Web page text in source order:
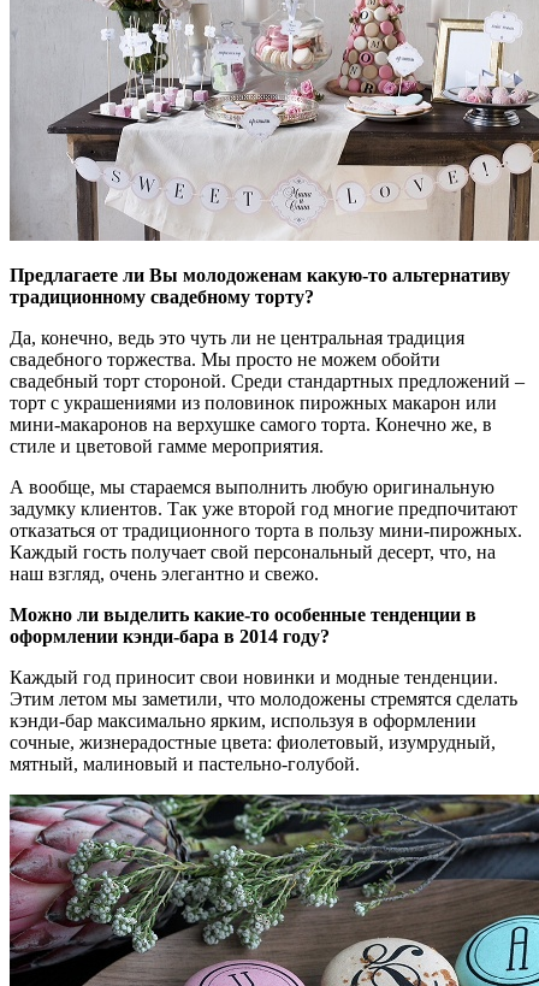
Предлагаете ли Вы молодоженам какую-то альтернативу
традиционному свадебному торту?
Да, конечно, ведь это чуть ли не центральная традиция
свадебного торжества. Мы просто не можем обойти
свадебный торт стороной. Среди стандартных предложений –
торт с украшениями из половинок пирожных макарон или
мини-макаронов на верхушке самого торта. Конечно же, в
стиле и цветовой гамме мероприятия.
А вообще, мы стараемся выполнить любую оригинальную
задумку клиентов. Так уже второй год многие предпочитают
отказаться от традиционного торта в пользу мини-пирожных.
Каждый гость получает свой персональный десерт, что, на
наш взгляд, очень элегантно и свежо.
Можно ли выделить какие-то особенные тенденции в
оформлении кэнди-бара в 2014 году?
Каждый год приносит свои новинки и модные тенденции.
Этим летом мы заметили, что молодожены стремятся сделать
кэнди-бар максимально ярким, используя в оформлении
сочные, жизнерадостные цвета: фиолетовый, изумрудный,
мятный, малиновый и пастельно-голубой.